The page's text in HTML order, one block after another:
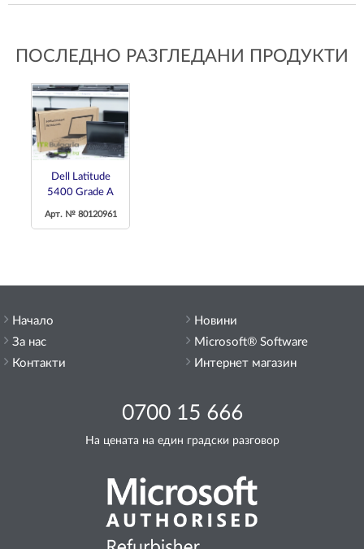
ПОСЛЕДНО РАЗГЛЕДАНИ ПРОДУКТИ
Dell Latitude
5400 Grade A
Арт. № 80120961
Начало
За нас
Контакти
0700 15 666
На цената на един градски разговор
Новини
Microsoft® Software
Интернет магазин